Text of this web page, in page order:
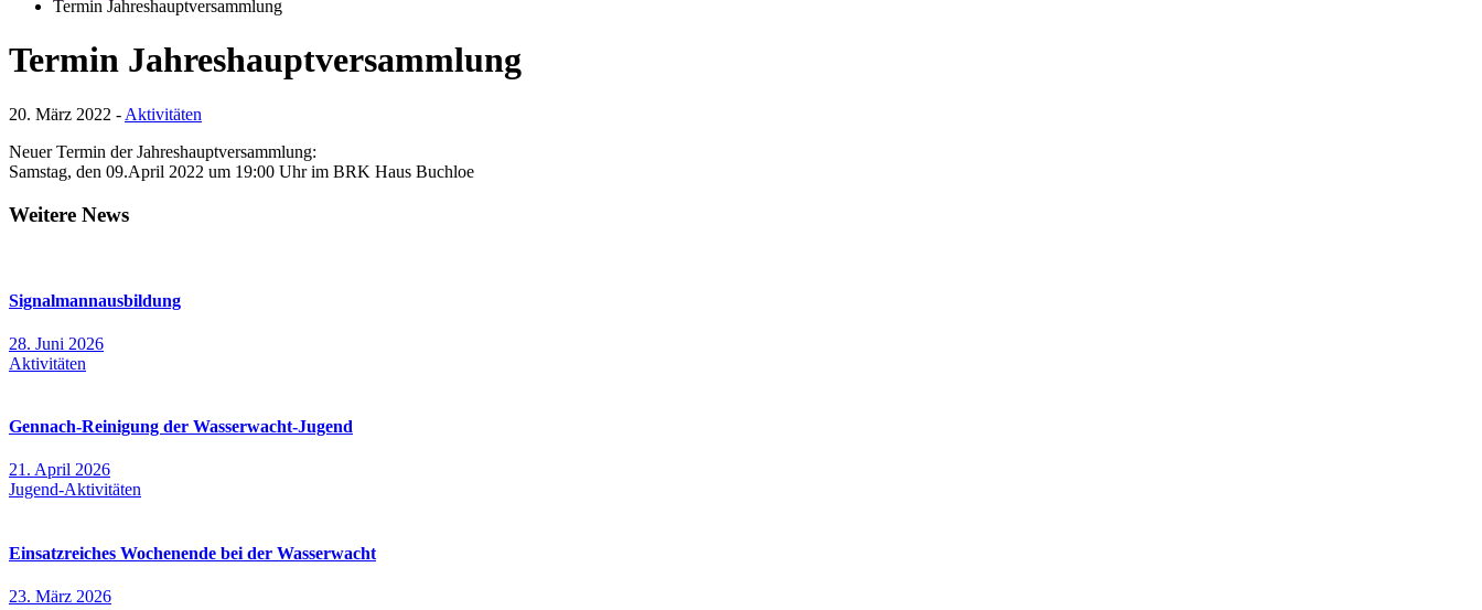
Termin Jahreshauptversammlung
Termin Jahreshauptversammlung
20. März 2022 - Aktivitäten
Neuer Termin der Jahreshauptversammlung:
Samstag, den 09.April 2022 um 19:00 Uhr im BRK Haus Buchloe
Weitere News
Signalmannausbildung
28. Juni 2026
Aktivitäten
Gennach-Reinigung der Wasserwacht-Jugend
21. April 2026
Jugend-Aktivitäten
Einsatzreiches Wochenende bei der Wasserwacht
23. März 2026